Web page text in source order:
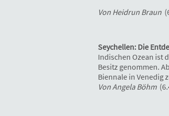
Von Heidrun Braun
Seychellen: Die
Indischen Ozean ist
Besitz genommen.
Biennale in Venedig
Von Angela Böhm